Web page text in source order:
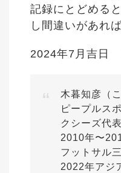
記録にとどめる
し間違いがあれ
2024年7月吉日
木暮知彦（
ピープルス
クシーズ代
2010年〜
フットサル
2022年アジ